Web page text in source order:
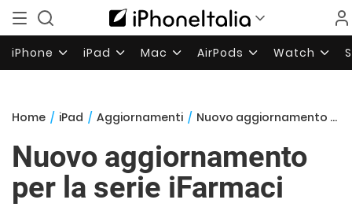
iPhone iPad Mac AirPods Watch
Home / iPad / Aggiornamenti / Nuovo aggiornamento per la serie iFarmaci
Nuovo aggiornamento
per la serie iFarmaci